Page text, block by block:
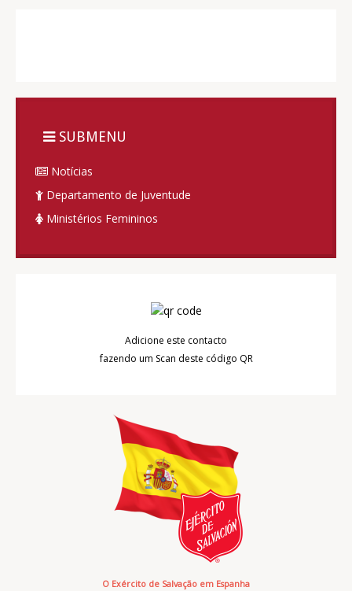
SUBMENU
Notícias
Departamento de Juventude
Ministérios Femininos
Adicione este contacto
fazendo um Scan deste código QR
O Exército de Salvação em Espanha